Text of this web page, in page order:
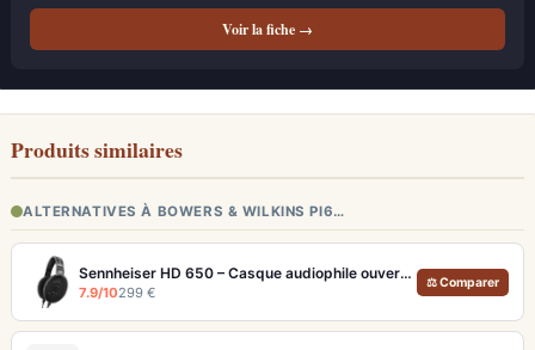
Voir la fiche →
Produits similaires
ALTERNATIVES À BOWERS & WILKINS PI6…
Sennheiser HD 650 – Casque audiophile ouvert pour l'écoute analytique
7.9/10299 €
⚖ Comparer